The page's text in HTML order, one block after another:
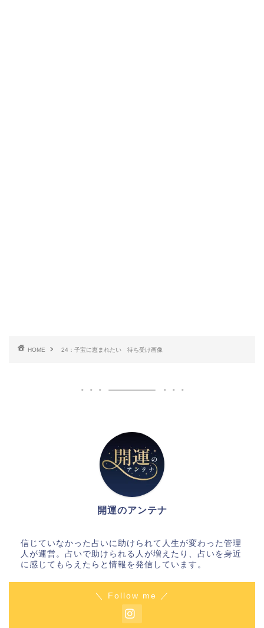
HOME 24：子宝に恵まれたい 待ち受け画像
開運のアンテナ
信じていなかった占いに助けられて人生が変わった管理
人が運営。占いで助けられる人が増えたり、占いを身近
に感じてもらえたらと情報を発信しています。
＼ Follow me ／